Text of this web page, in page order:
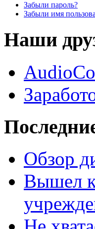
Забыли пароль?
Забыли имя
Наши
Обзор
Вышел